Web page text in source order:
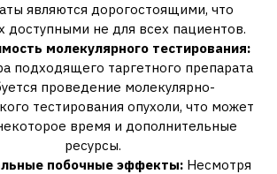
являются дорогостоящими‚ что
доступными не для всех пациентов.
молекулярного тестирования:
подходящего таргетного препарата
проведение молекулярно-
тестирования опухоли‚ что может
время и дополнительные
ресурсы.
побочные эффекты:Несмотря